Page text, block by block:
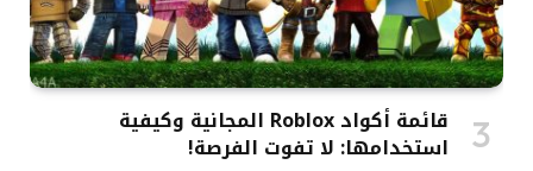
قائمة أكواد Roblox المجانية وكيفية
استخدامها: لا تفوت الفرصة!